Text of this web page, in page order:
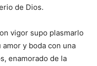
de Dios.
vigor supo plasmarlo
y boda con una
enamorado de la